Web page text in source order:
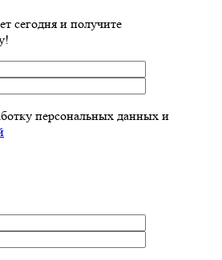
сегодня и получите
персональных данных и